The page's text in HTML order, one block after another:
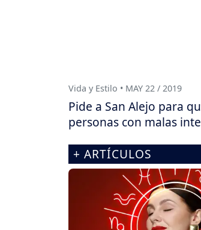
Vida y Estilo • MAY 22 / 2019
Pide a San Alejo para
personas con malas
+ ARTÍCULOS